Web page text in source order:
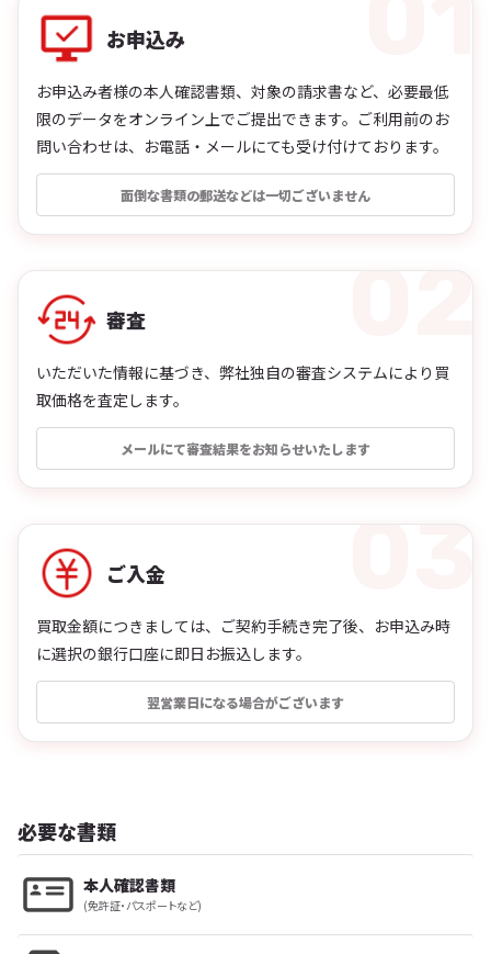
お申込み
お申込み者様の本人確認書類、対象の請求書など、必要最低
限のデータをオンライン上でご提出できます。ご利用前のお
問い合わせは、お電話・メールにても受け付けております。
面倒な書類の郵送などは一切ございません
審査
いただいた情報に基づき、弊社独自の審査システムにより買
取価格を査定します。
メールにて審査結果をお知らせいたします
ご入金
買取金額につきましては、ご契約手続き完了後、お申込み時
に選択の銀行口座に即日お振込します。
翌営業日になる場合がございます
必要な書類
本人確認書類
(免許証・パスポートなど)